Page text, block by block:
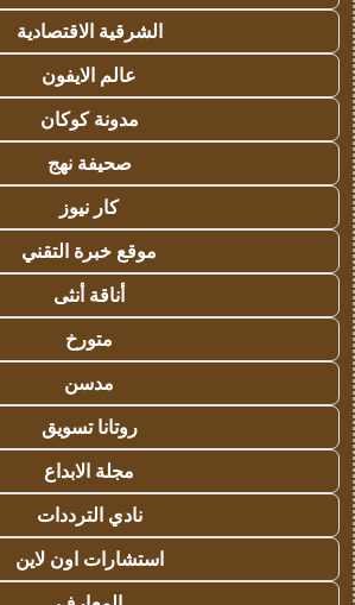
الشرقية الاقتصادية
عالم الايفون
مدونة كوكان
صحيفة نهج
كار نيوز
موقع خبرة التقني
أناقة أنثى
متورخ
مدسن
روتانا تسويق
مجلة الابداع
نادي الترددات
استشارات اون لاين